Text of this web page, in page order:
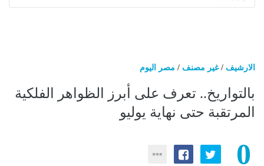
الارشيف /غير مصنف / مصر اليوم
بالتواريخ.. تعرف على أبرز الظواهر الفلكية
المرتقبة حتى نهاية يوليو
0